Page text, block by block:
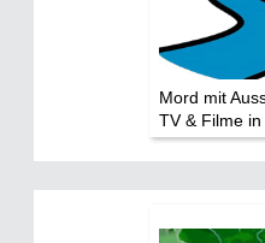
Mord mit
TV & Filme